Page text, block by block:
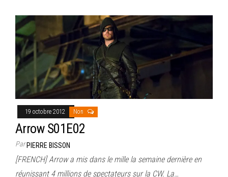
19 octobre 2012 Non
Arrow S01E02
ParPIERRE BISSON
[FRENCH] Arrow a mis dans le mille la semaine dernière en
réunissant 4 millions de spectateurs sur la CW. La…